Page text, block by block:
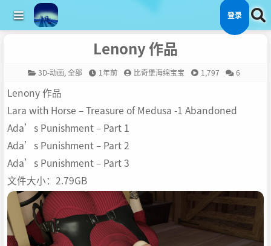
登录
Lenony 作品
3D-动画,全部 1年前 比奇堡海绵宝宝 1,797 6
Lenony 作品
Lara with Horse – Treasure of Medusa -1 Abandoned
Ada’s Punishment – Part 1
Ada’s Punishment – Part 2
Ada’s Punishment – Part 3
文件大小：2.79GB